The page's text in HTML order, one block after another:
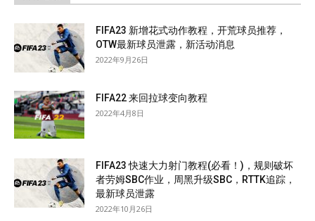
FIFA23 新增花式动作教程，开荒球员推荐，
OTW最新球员泄露，新活动消息
2022年9月26日
FIFA22 来回拉球变向教程
2022年4月8日
FIFA23 快速大力射门教程(必看！)，规则破坏
者劳姆SBC作业，周黑升级SBC，RTTK追踪，
最新球员泄露
2022年10月26日